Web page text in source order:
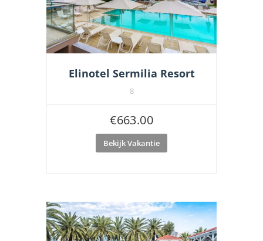
Elinotel Sermilia Resort
8
€663.00
Bekijk Vakantie